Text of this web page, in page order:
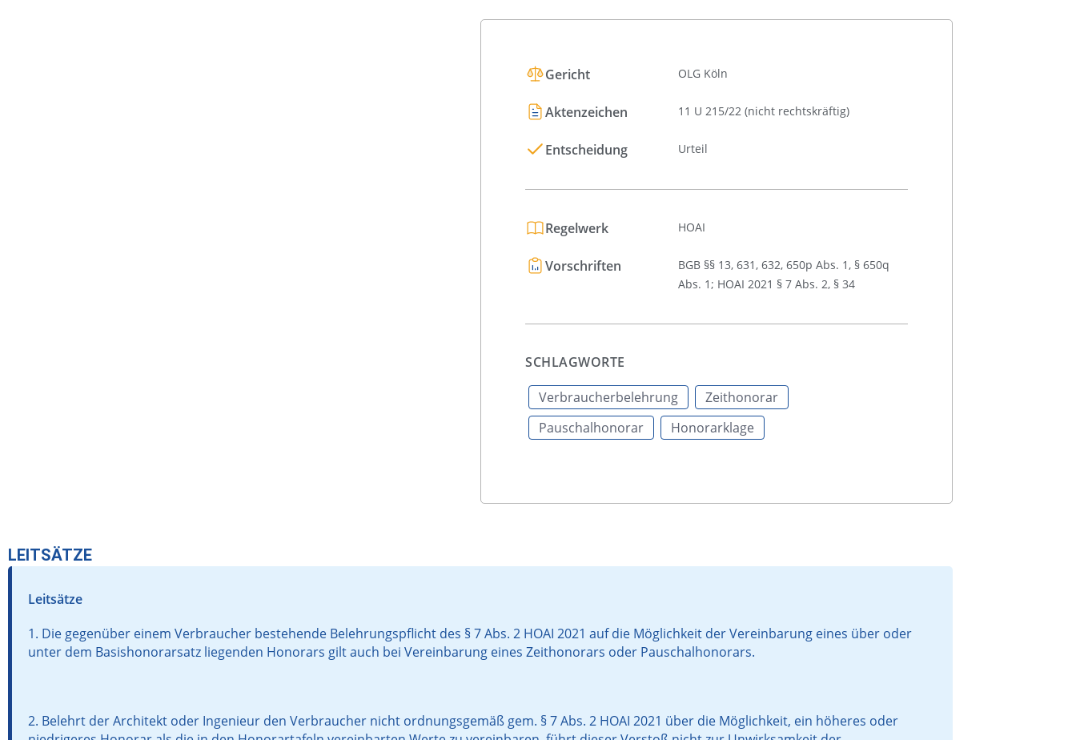
Gericht OLG Köln
Aktenzeichen 11 U 215/22 (nicht rechtskräftig)
Entscheidung Urteil
Regelwerk HOAI
Vorschriften
BGB §§ 13, 631, 632, 650p Abs. 1, § 650q
Abs. 1; HOAI 2021 § 7 Abs. 2, § 34
SCHLAGWORTE
Verbraucherbelehrung
Zeithonorar
Pauschalhonorar
Honorarklage
LEITSÄTZE
Leitsätze
1. Die gegenüber einem Verbraucher bestehende Belehrungspflicht des § 7 Abs. 2 HOAI 2021 auf die Möglichkeit der Vereinbarung eines über oder
unter dem Basishonorarsatz liegenden Honorars gilt auch bei Vereinbarung eines Zeithonorars oder Pauschalhonorars.
2. Belehrt der Architekt oder Ingenieur den Verbraucher nicht ordnungsgemäß gem. § 7 Abs. 2 HOAI 2021 über die Möglichkeit, ein höheres oder